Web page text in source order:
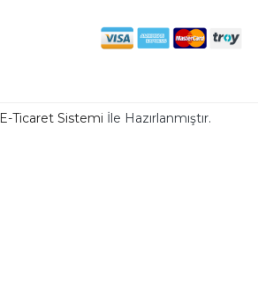
E-Ticaret Sistemi İle Hazırlanmıştır.